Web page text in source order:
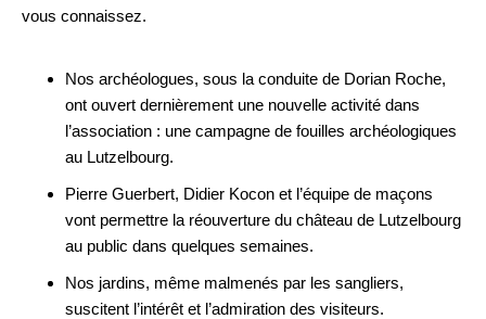
vous connaissez.
Nos archéologues, sous la conduite de Dorian Roche,
ont ouvert dernièrement une nouvelle activité dans
l’association : une campagne de fouilles archéologiques
au Lutzelbourg.
Pierre Guerbert, Didier Kocon et l’équipe de maçons
vont permettre la réouverture du château de Lutzelbourg
au public dans quelques semaines.
Nos jardins, même malmenés par les sangliers,
suscitent l’intérêt et l’admiration des visiteurs.